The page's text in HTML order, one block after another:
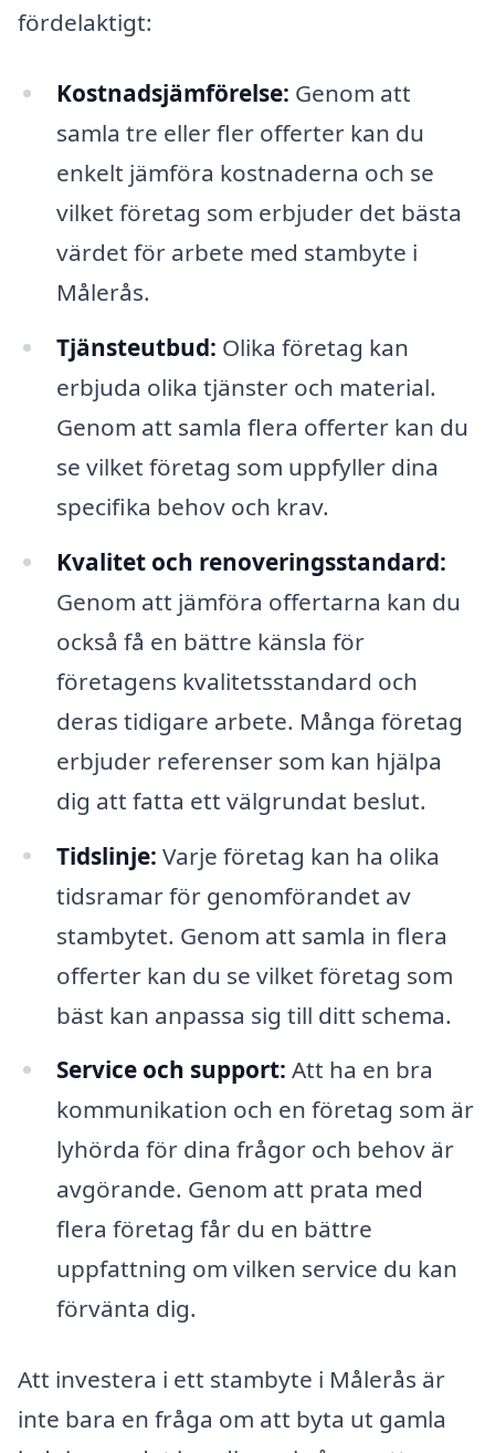
fördelaktigt:
Kostnadsjämförelse: Genom att
samla tre eller fler offerter kan du
enkelt jämföra kostnaderna och se
vilket företag som erbjuder det bästa
värdet för arbete med stambyte i
Målerås.
Tjänsteutbud: Olika företag kan
erbjuda olika tjänster och material.
Genom att samla flera offerter kan du
se vilket företag som uppfyller dina
specifika behov och krav.
Kvalitet och renoveringsstandard:
Genom att jämföra offertarna kan du
också få en bättre känsla för
företagens kvalitetsstandard och
deras tidigare arbete. Många företag
erbjuder referenser som kan hjälpa
dig att fatta ett välgrundat beslut.
Tidslinje: Varje företag kan ha olika
tidsramar för genomförandet av
stambytet. Genom att samla in flera
offerter kan du se vilket företag som
bäst kan anpassa sig till ditt schema.
Service och support: Att ha en bra
kommunikation och en företag som är
lyhörda för dina frågor och behov är
avgörande. Genom att prata med
flera företag får du en bättre
uppfattning om vilken service du kan
förvänta dig.
Att investera i ett stambyte i Målerås är
inte bara en fråga om att byta ut gamla